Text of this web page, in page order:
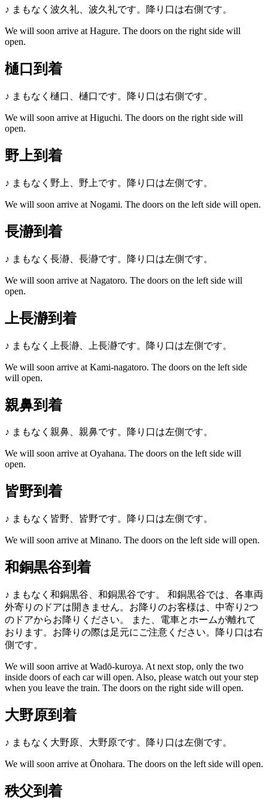
♪ まもなく波久礼、波久礼です。降り口は右側です。
We will soon arrive at Hagure. The doors on the right side will
open.
樋口到着
♪ まもなく樋口、樋口です。降り口は右側です。
We will soon arrive at Higuchi. The doors on the right side will
open.
野上到着
♪ まもなく野上、野上です。降り口は左側です。
We will soon arrive at Nogami. The doors on the left side will open.
長瀞到着
♪ まもなく長瀞、長瀞です。降り口は左側です。
We will soon arrive at Nagatoro. The doors on the left side will
open.
上長瀞到着
♪ まもなく上長瀞、上長瀞です。降り口は左側です。
We will soon arrive at Kami-nagatoro. The doors on the left side
will open.
親鼻到着
♪ まもなく親鼻、親鼻です。降り口は左側です。
We will soon arrive at Oyahana. The doors on the left side will
open.
皆野到着
♪ まもなく皆野、皆野です。降り口は左側です。
We will soon arrive at Minano. The doors on the left side will open.
和銅黒谷到着
♪ まもなく和銅黒谷、和銅黒谷です。 和銅黒谷では、各車両
外寄りのドアは開きません。お降りのお客様は、中寄り2つ
のドアからお降りください。
また、電車とホームが離れて
おります。お降りの際は足元にご注意ください。降り口は右
側です。
We will soon arrive at Wadō-kuroya. At next stop, only the two
inside doors of each car will open. Also, please watch out your step
when you leave the train. The doors on the right side will open.
大野原到着
♪ まもなく大野原、大野原です。降り口は左側です。
We will soon arrive at Ōnohara. The doors on the left side will open.
秩父到着